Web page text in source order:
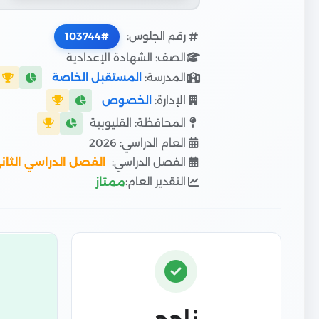
رقم الجلوس: 103744
الصف: الشهادة الإعدادية
المدرسة: المستقبل الخاصة
الإدارة: الخصوص
المحافظة: القليوبية
العام الدراسي: 2026
الفصل الدراسي:
الفصل الدراسي
التقدير العام:ممتاز